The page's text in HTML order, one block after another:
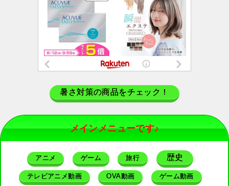
暑さ対策の商品をチェック！
メインメニューです♪
アニメ ゲーム 旅行 歴史
テレビアニメ動画 OVA動画 ゲーム動画